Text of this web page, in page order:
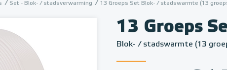
Set - Blok- / stadsverwarming 13 Groeps Set Blok- / stadswarmte (13
13 Groeps
Blok- / stadswarmte (13